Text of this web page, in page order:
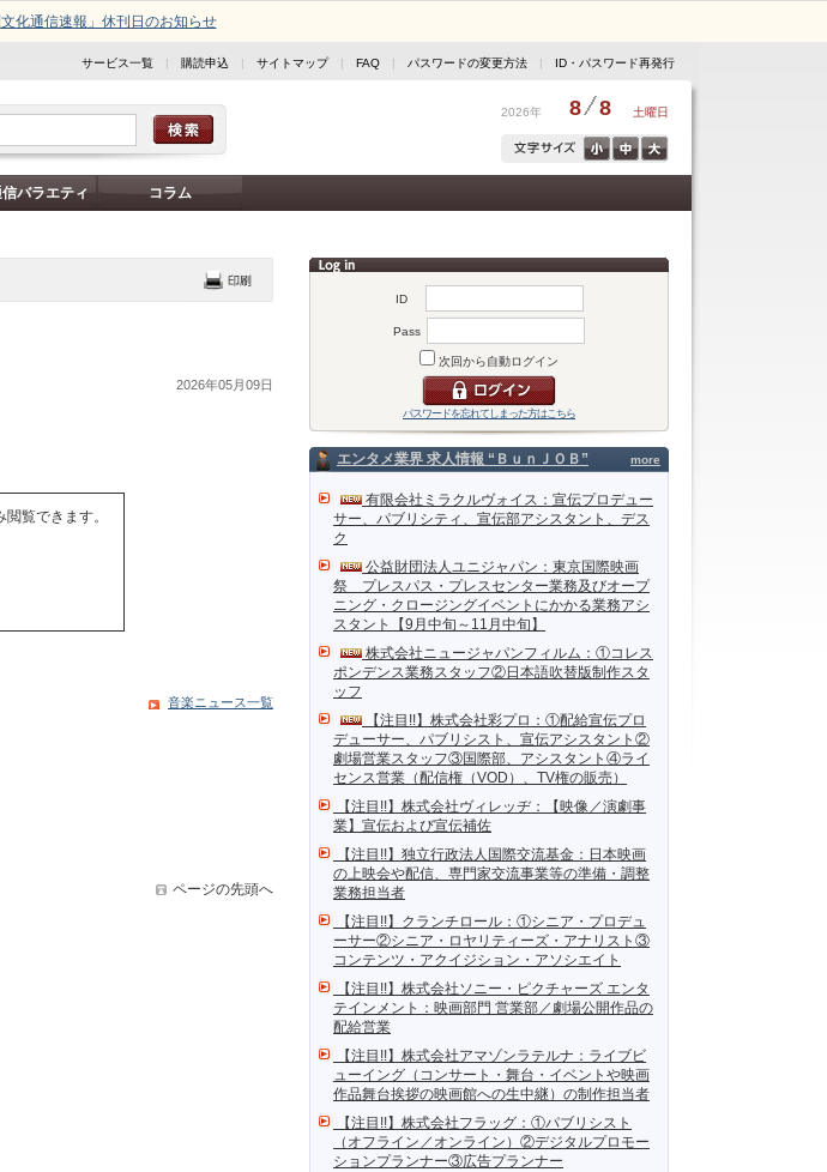
化通信速報」休刊日のお知らせ
サービス一覧 | 購読申込 | サイトマップ| FAQ | パスワードの変更方法 | ID・パスワード再発行
2026年 8 8 土曜日
バラエティ コラム
ID
Pass
次回から自動ログイン
パスワードを忘れてしまった方はこちら
more
エンタメ業界 求人情報 “ＢｕｎＪＯＢ”
有限会社ミラクルヴォイス：宣伝プロデュー
サー、パブリシティ、宣伝部アシスタント、デス
ク
公益財団法人ユニジャパン：東京国際映画
祭 プレスパス・プレスセンター業務及びオープ
ニング・クロージングイベントにかかる業務アシ
スタント【9月中旬～11月中旬】
株式会社ニュージャパンフィルム：①コレス
ポンデンス業務スタッフ②日本語吹替版制作スタ
ッフ
【注目!!】株式会社彩プロ：①配給宣伝プロ
デューサー、パブリシスト、宣伝アシスタント②
劇場営業スタッフ③国際部、アシスタント④ライ
センス営業（配信権（VOD）、TV権の販売）
【注目!!】株式会社ヴィレッヂ：【映像／演劇事
業】宣伝および宣伝補佐
【注目!!】独立行政法人国際交流基金：日本映画
の上映会や配信、専門家交流事業等の準備・調整
業務担当者
【注目!!】クランチロール：①シニア・プロデュ
ーサー②シニア・ロヤリティーズ・アナリスト③
コンテンツ・アクイジション・アソシエイト
【注目!!】株式会社ソニー・ピクチャーズ エンタ
テインメント：映画部門 営業部／劇場公開作品の
配給営業
【注目!!】株式会社アマゾンラテルナ：ライブビ
ューイング（コンサート・舞台・イベントや映画
作品舞台挨拶の映画館への生中継）の制作担当者
【注目!!】株式会社フラッグ：①パブリシスト
（オフライン／オンライン）②デジタルプロモー
ションプランナー③広告プランナー
2026年05月09日
覧できます。
音楽ニュース一覧
ページの先頭へ